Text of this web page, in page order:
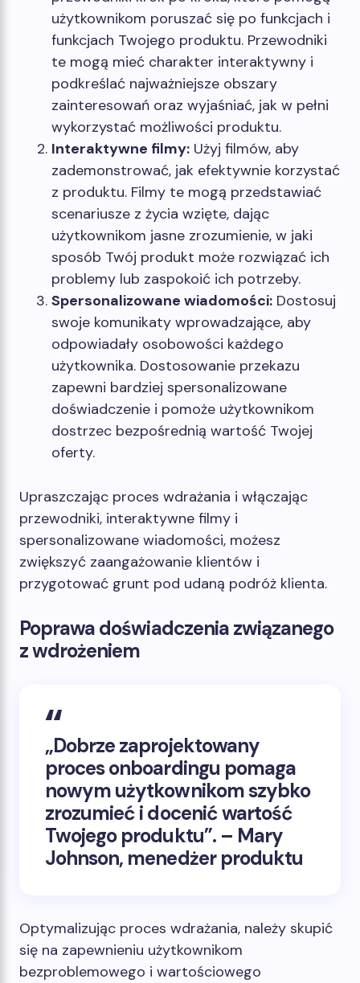
użytkownikom poruszać się po funkcjach i
funkcjach Twojego produktu. Przewodniki
te mogą mieć charakter interaktywny i
podkreślać najważniejsze obszary
zainteresowań oraz wyjaśniać, jak w pełni
wykorzystać możliwości produktu.
Interaktywne filmy: Użyj filmów, aby
zademonstrować, jak efektywnie korzystać
z produktu. Filmy te mogą przedstawiać
scenariusze z życia wzięte, dając
użytkownikom jasne zrozumienie, w jaki
sposób Twój produkt może rozwiązać ich
problemy lub zaspokoić ich potrzeby.
Spersonalizowane wiadomości: Dostosuj
swoje komunikaty wprowadzające, aby
odpowiadały osobowości każdego
użytkownika. Dostosowanie przekazu
zapewni bardziej spersonalizowane
doświadczenie i pomoże użytkownikom
dostrzec bezpośrednią wartość Twojej
oferty.
Upraszczając proces wdrażania i włączając
przewodniki, interaktywne filmy i
spersonalizowane wiadomości, możesz
zwiększyć zaangażowanie klientów i
przygotować grunt pod udaną podróż klienta.
Poprawa doświadczenia związanego
z wdrożeniem
„Dobrze zaprojektowany
proces onboardingu pomaga
nowym użytkownikom szybko
zrozumieć i docenić wartość
Twojego produktu”. – Mary
Johnson, menedżer produktu
Optymalizując proces wdrażania, należy skupić
się na zapewnieniu użytkownikom
bezproblemowego i wartościowego